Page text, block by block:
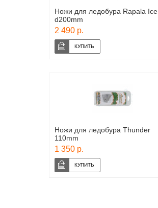
Ножи для ледобура Rapala Ice
d200mm
2 490 р.
Ножи для ледобура Thunder
110mm
1 350 р.